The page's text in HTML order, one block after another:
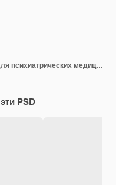
Исследование мозга фон psd для психиатрических медицинских технологий
PSD